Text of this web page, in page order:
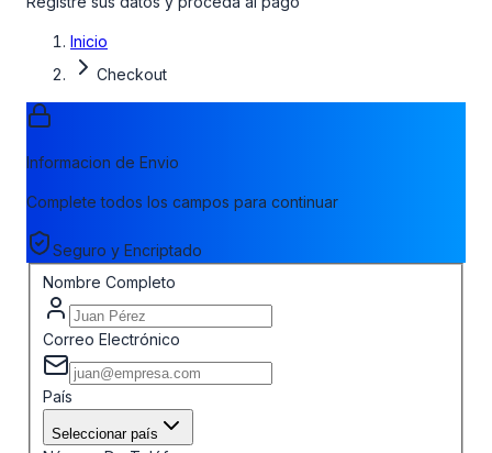
Inicio
Checkout
Informacion de Envio
Complete todos los campos para continuar
Seguro y Encriptado
Nombre Completo
Correo Electrónico
País
Seleccionar país